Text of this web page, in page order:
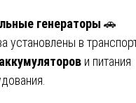
генераторы 🚗
установлены в
и питания